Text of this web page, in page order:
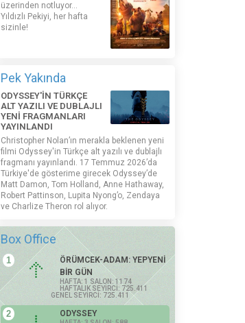
üzerinden notluyor...
Yıldızlı Pekiyi, her hafta
sizinle!
Pek Yakında
ODYSSEY'İN TÜRKÇE
ALT YAZILI VE DUBLAJLI
YENİ FRAGMANLARI
YAYINLANDI
Christopher Nolan’ın merakla beklenen yeni
filmi Odyssey'in Türkçe alt yazılı ve dublajlı
fragmanı yayınlandı. 17 Temmuz 2026’da
Türkiye'de gösterime girecek Odyssey’de
Matt Damon, Tom Holland, Anne Hathaway,
Robert Pattinson, Lupita Nyong’o, Zendaya
ve Charlize Theron rol alıyor.
Box Office
1
ÖRÜMCEK-ADAM: YEPYENİ
BİR GÜN
HAFTA: 1 SALON: 1174
HAFTALIK SEYİRCİ: 725.411
GENEL SEYİRCİ: 725.411
2 ODYSSEY